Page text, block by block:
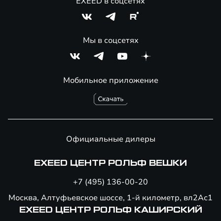
Мобильное приложение
Мы в соцсетях
Официальные дилеры
EXEED ЦЕНТР РОЛЬФ ВЕШКИ
+7 (495) 136-00-20
Москва, Алтуфьевское шоссе, 1-й километр, вл2Ас1
EXEED ЦЕНТР РОЛЬФ КАШИРСКИЙ